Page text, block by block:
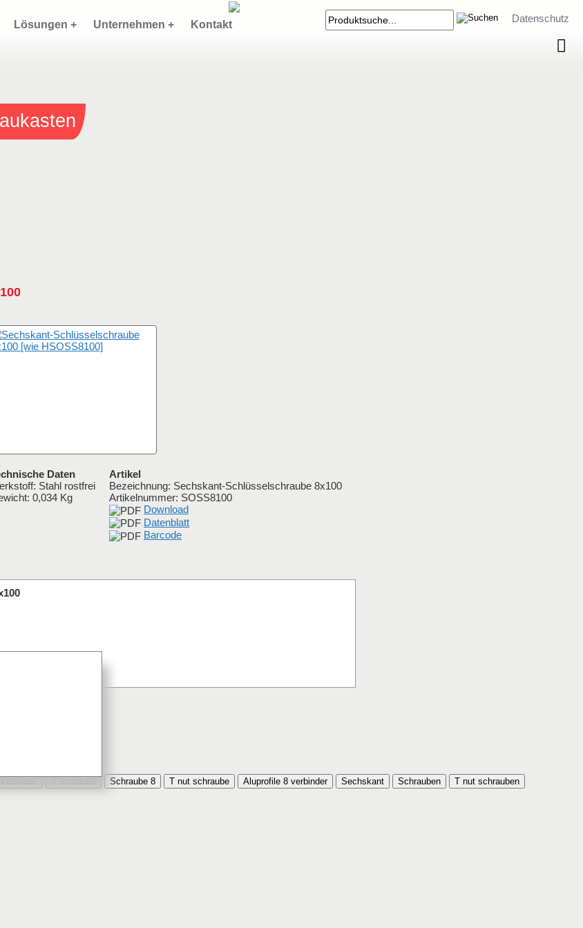
Datenschutz
Lösungen + Unternehmen + Kontakt
Daten
Stahl rostfrei
0,034 Kg
Artikel
Bezeichnung: Sechskant-Schlüsselschraube 8x100
Artikelnummer: SOSS8100
Download
Datenblatt
Barcode
bestellt
Schraube 8 T nut schraube Aluprofile 8 verbinder Sechskant Schrauben
T nut schrauben